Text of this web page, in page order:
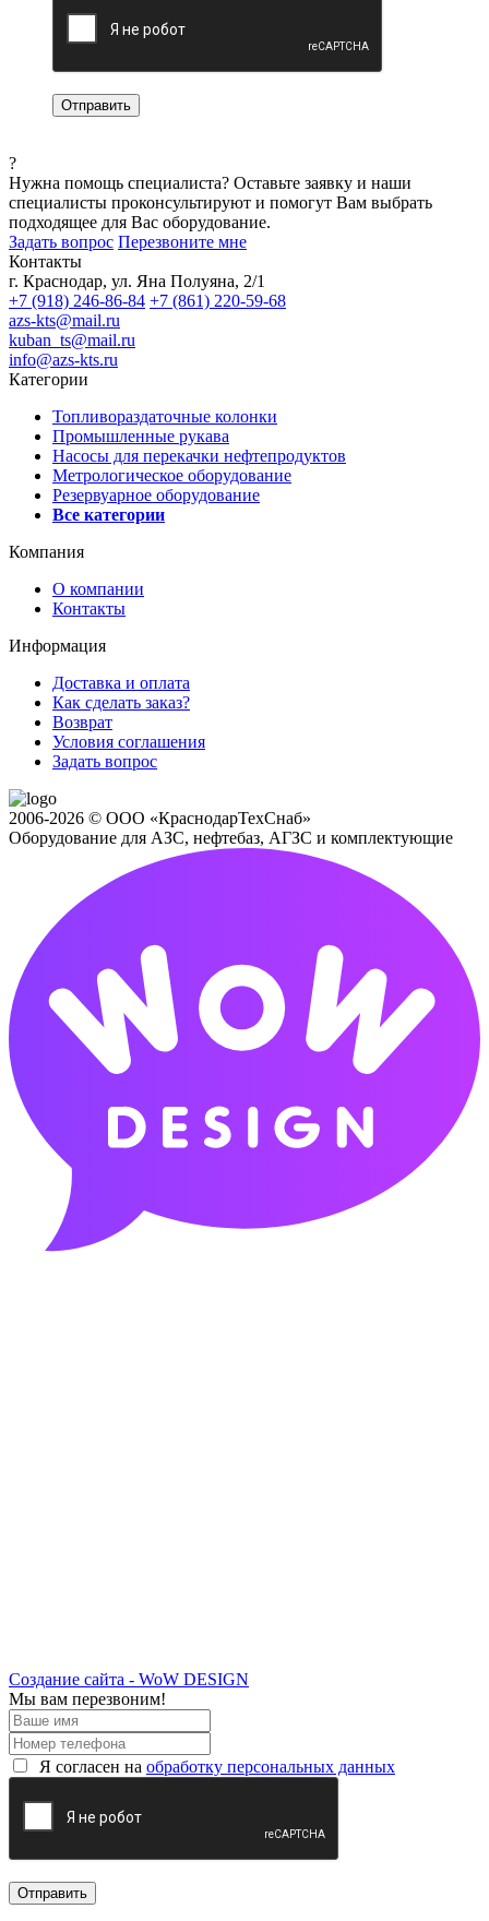
?
Нужна помощь специалиста? Оставьте заявку и наши
специалисты проконсультируют и помогут Вам выбрать
подходящее для Вас оборудование.
Задать вопрос Перезвоните мне
Контакты
г. Краснодар, ул. Яна Полуяна, 2/1
+7 (918) 246-86-84 +7 (861) 220-59-68
azs-kts@mail.ru
kuban_ts@mail.ru
info@azs-kts.ru
Категории
Топливораздаточные колонки
Промышленные рукава
Насосы для перекачки нефтепродуктов
Метрологическое оборудование
Резервуарное оборудование
Все категории
Компания
О компании
Контакты
Информация
Доставка и оплата
Как сделать заказ?
Возврат
Условия соглашения
Задать вопрос
2006-2026 © ООО «КраснодарТехСнаб»
Оборудование для АЗС, нефтебаз, АГЗС и комплектующие
Создание сайта - WoW DESIGN
Мы вам перезвоним!
Я согласен на обработку персональных данных